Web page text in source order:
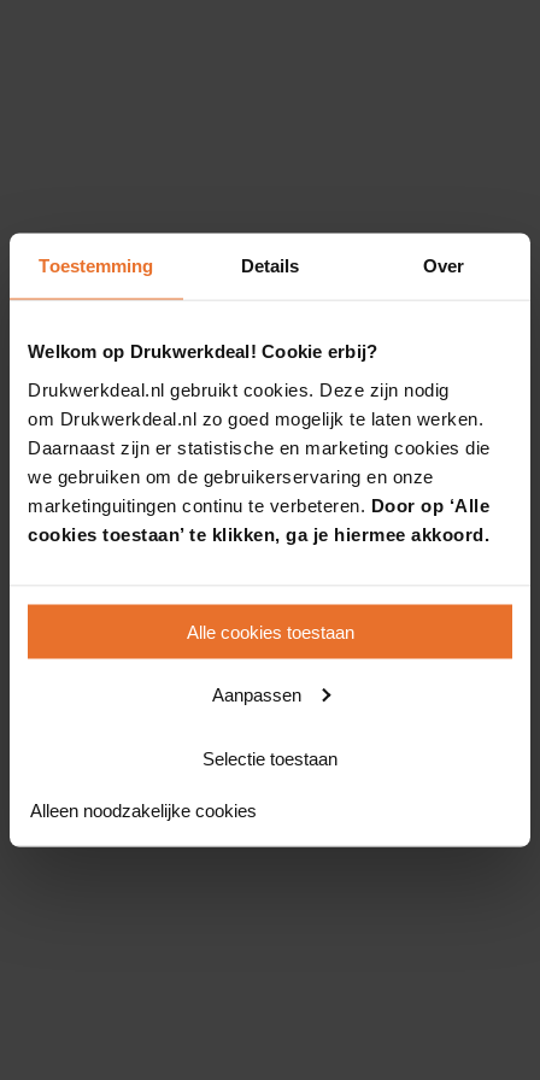
Toestemming Details Over
Welkom op Drukwerkdeal! Cookie erbij?
Drukwerkdeal.nl gebruikt cookies. Deze zijn nodig
om Drukwerkdeal.nl zo goed mogelijk te laten werken.
Daarnaast zijn er statistische en marketing cookies die
we gebruiken om de gebruikerservaring en onze
marketinguitingen continu te verbeteren. Door op ‘Alle
cookies toestaan’ te klikken, ga je hiermee akkoord.
Alle cookies toestaan
Aanpassen
Selectie toestaan
Alleen noodzakelijke cookies